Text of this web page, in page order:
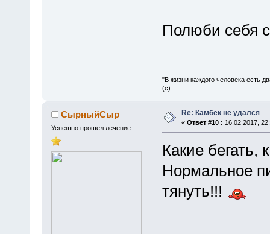
Полюби себя
"В жизни каждого человека есть
(с)
СырныйСыр
Успешно прошел лечение
Re: Камбек не удался
« Ответ #10 : 16.02.2017,
Какие бегать,
Нормальное
тянуть!!!